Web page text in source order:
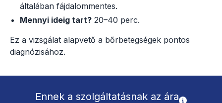
általában fájdalommentes.
Mennyi ideig tart? 20–40 perc.
Ez a vizsgálat alapvető a bőrbetegségek pontos
diagnózisához.
Ennek a szolgáltatásnak az ára